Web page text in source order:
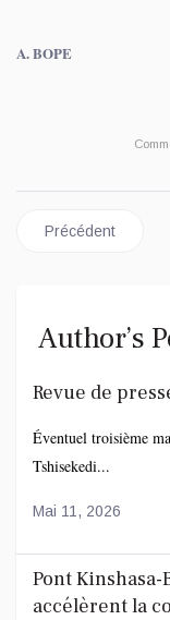
A. BOPE
Article précédent
Précédent
Author’s
Revue de
Éventuel troisième
Tshisekedi...
Mai 11, 2026
Pont
accélèrent la